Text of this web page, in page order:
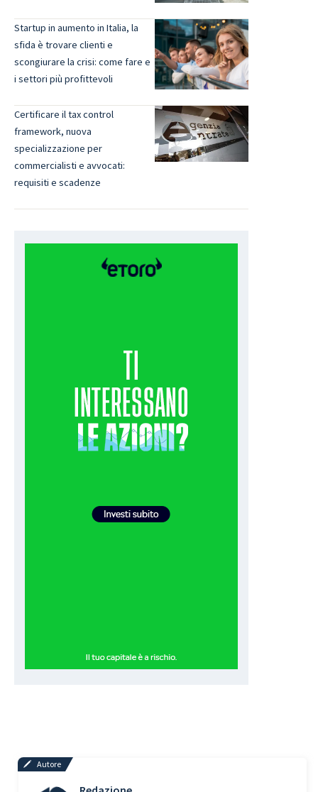
Startup in aumento in Italia, la
sfida è trovare clienti e
scongiurare la crisi: come fare e
i settori più profittevoli
Certificare il tax control
framework, nuova
specializzazione per
commercialisti e avvocati:
requisiti e scadenze
Autore